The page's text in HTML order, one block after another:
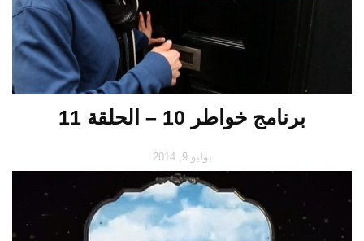
برنامج خواطر 10 – الحلقة 11
يوليو 9, 2014